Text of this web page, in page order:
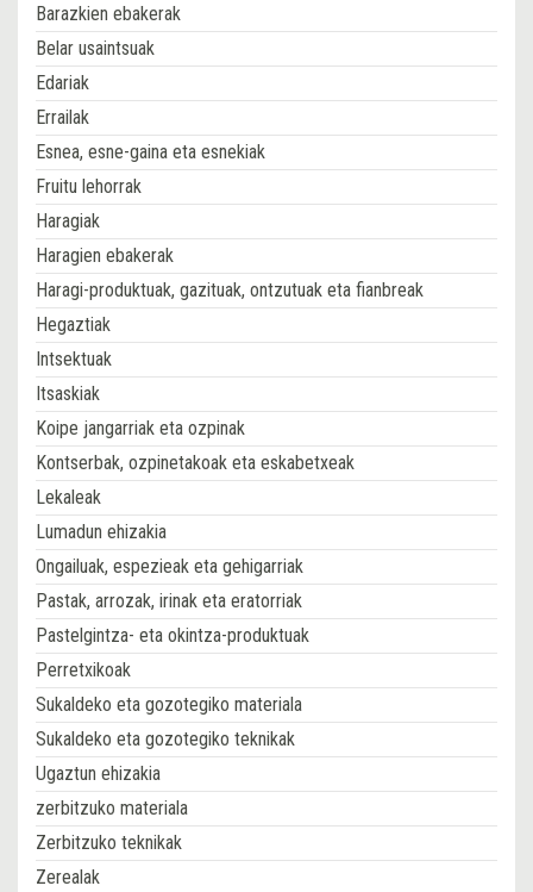
Barazkien ebakerak
Belar usaintsuak
Edariak
Errailak
Esnea, esne-gaina eta esnekiak
Fruitu lehorrak
Haragiak
Haragien ebakerak
Haragi-produktuak, gazituak, ontzutuak eta fianbreak
Hegaztiak
Intsektuak
Itsaskiak
Koipe jangarriak eta ozpinak
Kontserbak, ozpinetakoak eta eskabetxeak
Lekaleak
Lumadun ehizakia
Ongailuak, espezieak eta gehigarriak
Pastak, arrozak, irinak eta eratorriak
Pastelgintza- eta okintza-produktuak
Perretxikoak
Sukaldeko eta gozotegiko materiala
Sukaldeko eta gozotegiko teknikak
Ugaztun ehizakia
zerbitzuko materiala
Zerbitzuko teknikak
Zerealak